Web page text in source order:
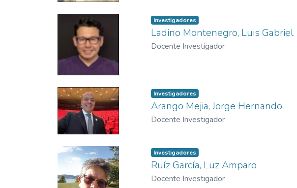
Investigadores
Ladino Montenegro, Luis Gabriel
Docente Investigador
Investigadores
Arango Mejia, Jorge Hernando
Docente Investigador
Investigadores
Ruíz García, Luz Amparo
Docente Investigador